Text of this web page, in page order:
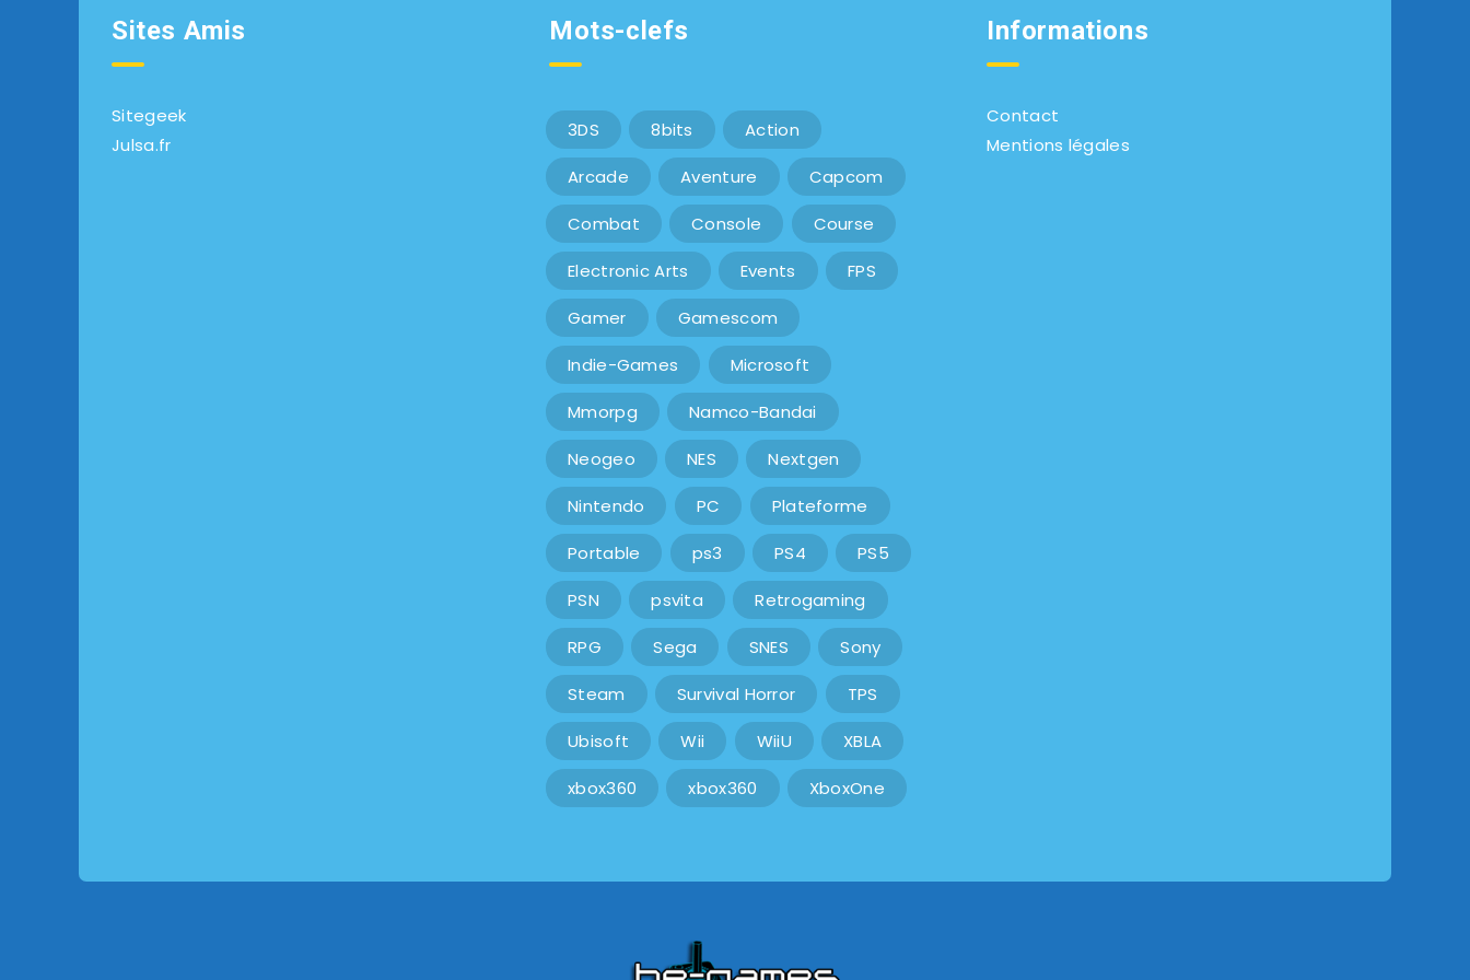
Sites Amis
Sitegeek
Julsa.fr
Mots-clefs
3DS 8bits Action
Arcade Aventure Capcom
Combat Console Course
Electronic Arts Events FPS
Gamer Gamescom
Indie-Games Microsoft
Mmorpg Namco-Bandai
Neogeo NES Nextgen
Nintendo PC Plateforme
Portable ps3 PS4 PS5
PSN psvita Retrogaming
RPG Sega SNES Sony
Steam Survival Horror TPS
Ubisoft Wii WiiU XBLA
xbox360 xbox360 XboxOne
Informations
Contact
Mentions légales